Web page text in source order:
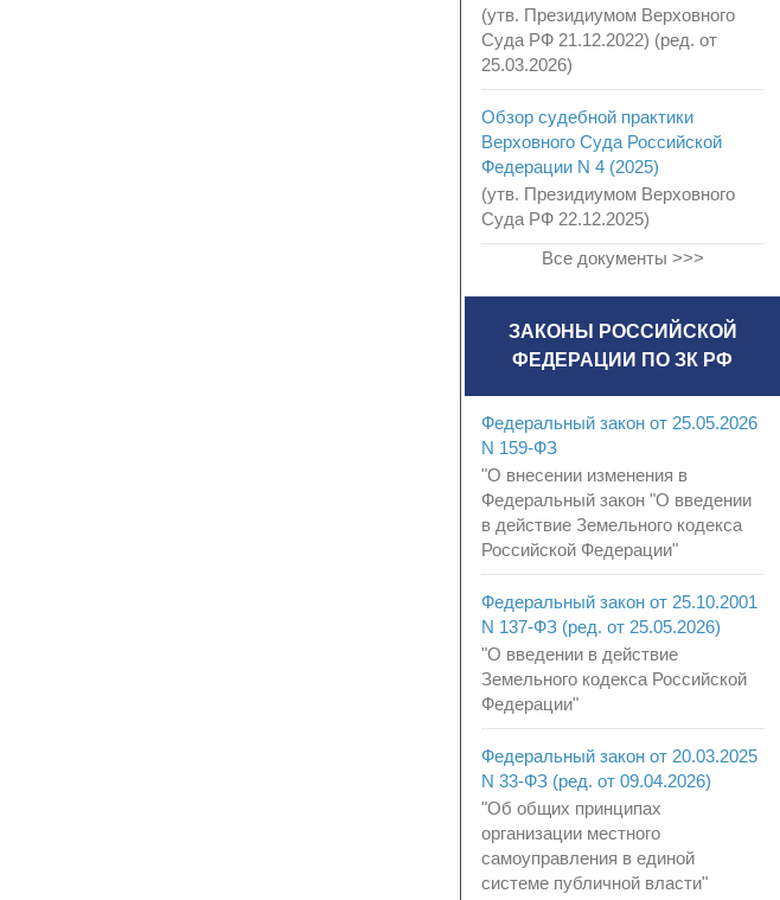
(утв. Президиумом Верховного
Суда РФ 21.12.2022) (ред. от
25.03.2026)
Обзор судебной практики
Верховного Суда Российской
Федерации N 4 (2025)
(утв. Президиумом Верховного
Суда РФ 22.12.2025)
Все документы >>>
ЗАКОНЫ РОССИЙСКОЙ
ФЕДЕРАЦИИ ПО ЗК РФ
Федеральный закон от 25.05.2026
N 159-ФЗ
"О внесении изменения в
Федеральный закон "О введении
в действие Земельного кодекса
Российской Федерации"
Федеральный закон от 25.10.2001
N 137-ФЗ (ред. от 25.05.2026)
"О введении в действие
Земельного кодекса Российской
Федерации"
Федеральный закон от 20.03.2025
N 33-ФЗ (ред. от 09.04.2026)
"Об общих принципах
организации местного
самоуправления в единой
системе публичной власти"